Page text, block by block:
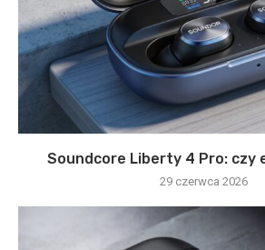
Soundcore Liberty 4 Pro: czy
29 czerwca 2026